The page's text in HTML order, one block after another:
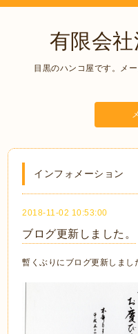
有限会
目黒のハンコ屋です。メ
インフォメーション
2018-11-02 10:53:00
ブログ更新しました。
暫くぶりにブログ更新しまし